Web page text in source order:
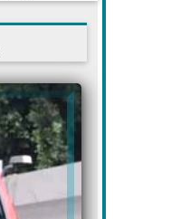
2021-12-18 09:40:31